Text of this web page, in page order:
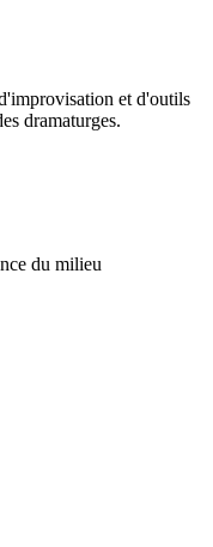
et d'outils
dramaturges.
du milieu